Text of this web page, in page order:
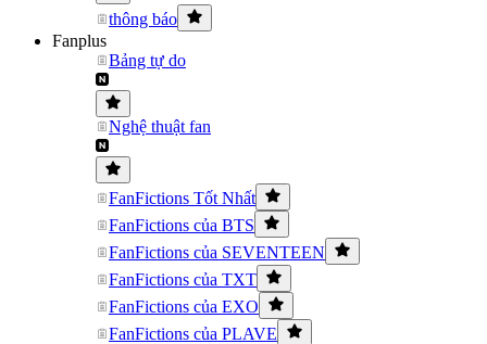
thông báo
Fanplus
Bảng tự do
Nghệ thuật fan
FanFictions Tốt Nhất
FanFictions của BTS
FanFictions của SEVENTEEN
FanFictions của TXT
FanFictions của EXO
FanFictions của PLAVE